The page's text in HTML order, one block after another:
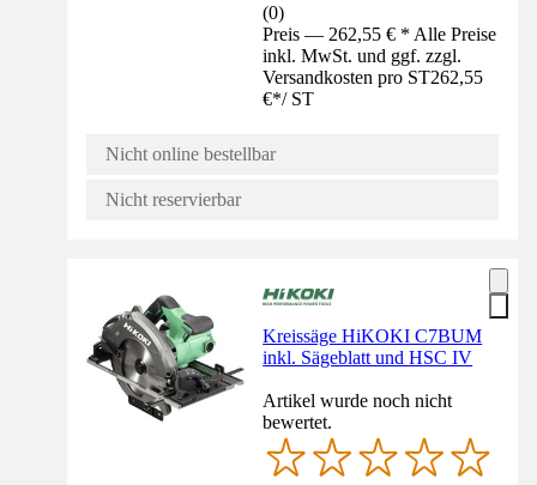
(0)
Preis — 262,55 € * Alle Preise
inkl. MwSt. und ggf. zzgl.
Versandkosten pro ST262,55
€*/ ST
Nicht online bestellbar
Nicht reservierbar
Kreissäge HiKOKI C7BUM
inkl. Sägeblatt und HSC IV
Artikel wurde noch nicht
bewertet.